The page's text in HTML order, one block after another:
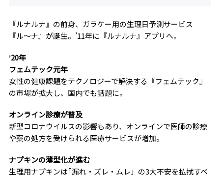
『ルナルナ』の前身、ガラケー用の生理日予測サービス
『ル〜ナ』が誕生。’11年に『ルナルナ』アプリへ。
ʼ20年
フェムテック元年
女性の健康課題をテクノロジーで解決する『フェムテック』
の市場が拡大し、国内でも話題に。
オンライン診療が普及
新型コロナウイルスの影響もあり、オンラインで医師の診療
や薬の処方を受けられる医療サービスが増加。
ナプキンの薄型化が進む
生理用ナプキンは｢漏れ・ズレ・ムレ」の3大不安を払拭すべ